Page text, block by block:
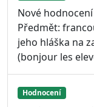
Nové
Předmět:
jeho hláška na
(bonjour les
Hodnocení